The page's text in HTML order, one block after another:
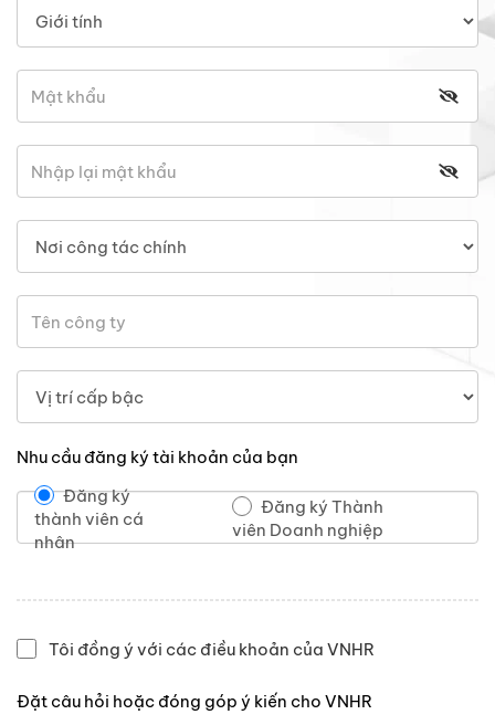
Nhu cầu đăng ký tài khoản của bạn
Đăng ký
thành viên cá
nhân
Đăng ký Thành
viên Doanh nghiệp
Tôi đồng ý với các điều khoản của VNHR
Đặt câu hỏi hoặc đóng góp ý kiến cho VNHR